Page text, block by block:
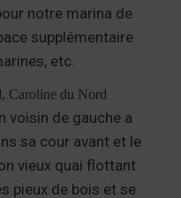
notre marina de
supplémentaire
etc.
Caroline du Nord
voisin de gauche a
sa cour avant et le
vieux quai flottant
pieux de bois et se